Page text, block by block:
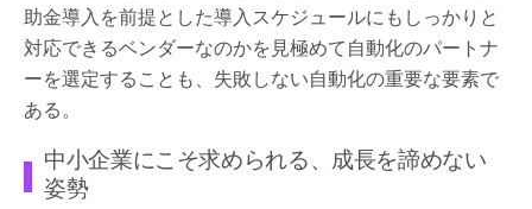
助金導入を前提とした導入スケジュールにもしっかりと
対応できるベンダーなのかを見極めて自動化のパートナ
ーを選定することも、失敗しない自動化の重要な要素で
ある。
中小企業にこそ求められる、成長を諦めない
姿勢